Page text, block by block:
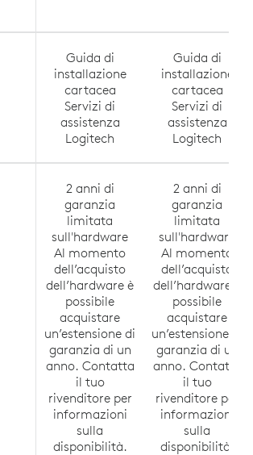
Guida di
installazione
cartacea
Servizi di
assistenza
Logitech
Guida di
installazione
cartacea
Servizi di
assistenza
Logitech
2 anni di
garanzia
limitata
sull'hardware
Al momento
dell’acquisto
dell’hardware è
possibile
acquistare
un’estensione di
garanzia di un
anno. Contatta
il tuo
rivenditore per
informazioni
sulla
disponibilità.
2 anni di
garanzia
limitata
sull'hardware
Al momento
dell’acquisto
dell’hardware è
possibile
acquistare
un’estensione di
garanzia di un
anno. Contatta
il tuo
rivenditore per
informazioni
sulla
disponibilità.